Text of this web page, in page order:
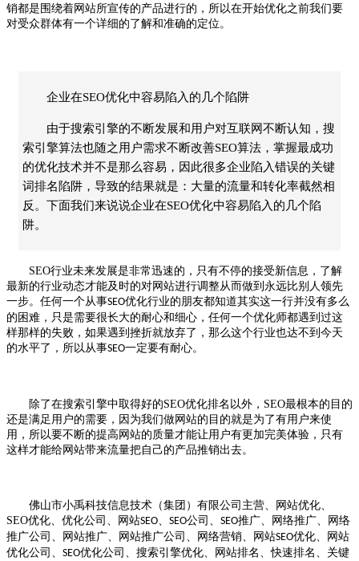
销都是围绕着网站所宣传的产品进行的，所以在开始优化之前我们要
对受众群体有一个详细的了解和准确的定位。
企业在SEO优化中容易陷入的几个陷阱
由于搜索引擎的不断发展和用户对互联网不断认知，搜
索引擎算法也随之用户需求不断改善SEO算法，掌握最成功
的优化技术并不是那么容易，因此很多企业陷入错误的关键
词排名陷阱，导致的结果就是：大量的流量和转化率截然相
反。下面我们来说说企业在SEO优化中容易陷入的几个陷
阱。
SEO行业未来发展是非常迅速的，只有不停的接受新信息，了解
最新的行业动态才能及时的对网站进行调整从而做到永远比别人领先
一步。任何一个从事SEO优化行业的朋友都知道其实这一行并没有多么
的困难，只是需要很长大的耐心和细心，任何一个优化师都遇到过这
样那样的失败，如果遇到挫折就放弃了，那么这个行业也达不到今天
的水平了，所以从事SEO一定要有耐心。
除了在搜索引擎中取得好的SEO优化排名以外， SEO最根本的目的
还是满足用户的需要，因为我们做网站的目的就是为了有用户来使
用，所以要不断的提高网站的质量才能让用户有更加完美体验，只有
这样才能给网站带来流量把自己的产品推销出去。
佛山市小禹科技信息技术（集团）有限公司主营、网站优化、
SEO优化、优化公司、网站SEO SEO公司、 SEO推广、网络推广、网络
推广公司、网站推广、网站推广公司、网络营销、网站SEO优化、网站
优化公司、 SEO优化公司、搜索引擎优化、网站排名、快速排名、关键